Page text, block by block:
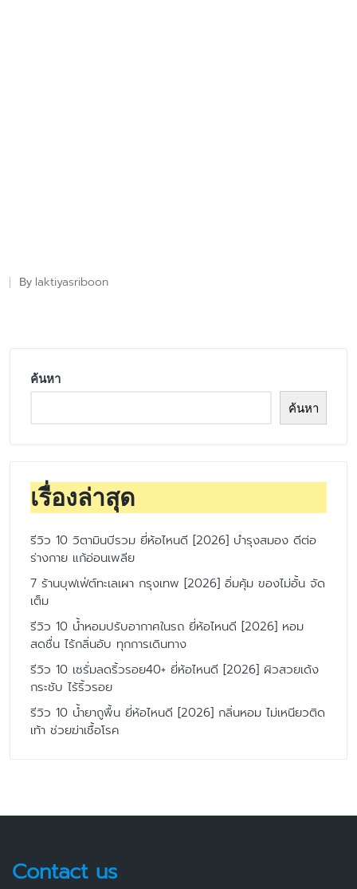
Posted
By laktiyasriboon
ค้นหา
ค้นหา
เรื่องล่าสุด
รีวิว 10 วิตามินบีรวม ยี่ห้อไหนดี [2026] บำรุงสมอง ดีต่อ
ร่างกาย แก้อ่อนเพลีย
7 ร้านบุฟเฟ่ต์ทะเลเผา กรุงเทพ [2026] อิ่มคุ้ม ของไม่อั้น จัด
เต็ม
รีวิว 10 น้ำหอมปรับอากาศในรถ ยี่ห้อไหนดี [2026] หอม
สดชื่น ไร้กลิ่นอับ ทุกการเดินทาง
รีวิว 10 เซรั่มลดริ้วรอย40+ ยี่ห้อไหนดี [2026] ผิวสวยเด้ง
กระชับ ไร้ริ้วรอย
รีวิว 10 น้ำยาถูพื้น ยี่ห้อไหนดี [2026] กลิ่นหอม ไม่เหนียวติด
เท้า ช่วยฆ่าเชื้อโรค
Contact us